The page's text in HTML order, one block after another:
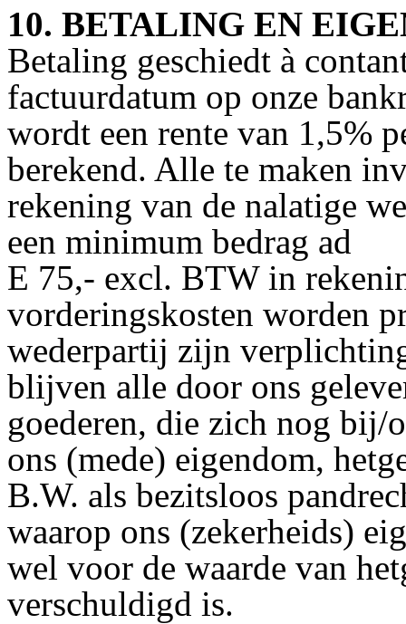
10. BETALING EN
Betaling geschiedt à
factuurdatum op onze
wordt een rente van 1,5%
berekend. Alle te maken
rekening van de nalatige
een minimum bedrag ad
E 75,- excl. BTW in
vorderingskosten worden
wederpartij zijn
blijven alle door ons
goederen, die zich nog bij/
ons (mede) eigendom,
B.W. als bezitsloos
waarop ons (zekerheids)
wel voor de waarde van
verschuldigd is.